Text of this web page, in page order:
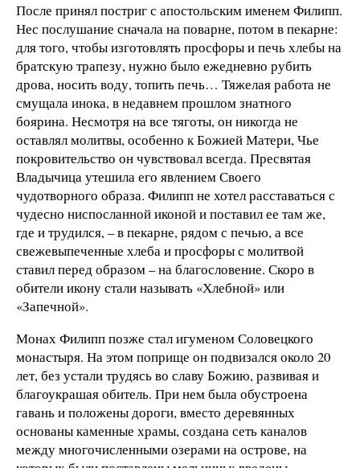
После принял постриг с апостольским именем Филипп.
Нес послушание сначала на поварне, потом в пекарне:
для того, чтобы изготовлять просфоры и печь хлебы на
братскую трапезу, нужно было ежедневно рубить
дрова, носить воду, топить печь… Тяжелая работа не
смущала инока, в недавнем прошлом знатного
боярина. Несмотря на все тяготы, он никогда не
оставлял молитвы, особенно к Божией Матери, Чье
покровительство он чувствовал всегда. Пресвятая
Владычица утешила его явлением Своего
чудотворного образа. Филипп не хотел расставаться с
чудесно ниспосланной иконой и поставил ее там же,
где и трудился, – в пекарне, рядом с печью, а все
свежевыпеченные хлеба и просфоры с молитвой
ставил перед образом – на благословение. Скоро в
обители икону стали называть «Хлебной» или
«Запечной».
Монах Филипп позже стал игуменом Соловецкого
монастыря. На этом поприще он подвизался около 20
лет, без устали трудясь во славу Божию, развивая и
благоукрашая обитель. При нем была обустроена
гавань и положены дороги, вместо деревянных
основаны каменные храмы, создана сеть каналов
между многочисленными озерами на острове, на